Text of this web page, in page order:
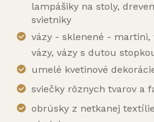
lampášiky na stoly,
svietniky
vázy - sklenené - martini,
vázy, vázy s dutou
umelé kvetinové
sviečky rôznych tvarov a
obrúsky z netkanej